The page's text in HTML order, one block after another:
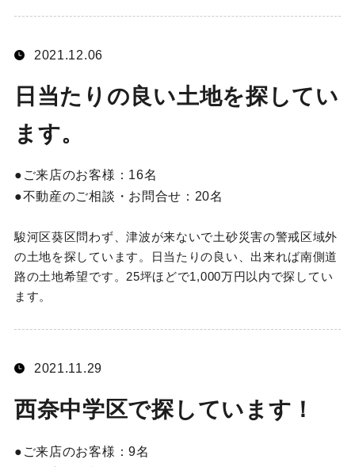
2021.12.06
日当たりの良い土地を探してい
ます。
ご来店のお客様： 16名
不動産のご相談・お問合せ： 20名
駿河区葵区問わず、津波が来ないで土砂災害の警戒区域外
の土地を探しています。日当たりの良い、出来れば南側道
路の土地希望です。25坪ほどで1,000万円以内で探してい
ます。
2021.11.29
西奈中学区で探しています！
ご来店のお客様：9名